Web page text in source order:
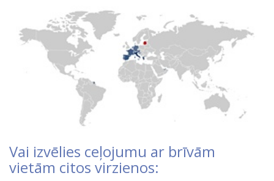
Vai izvēlies ceļojumu ar brīvām
vietām citos virzienos: